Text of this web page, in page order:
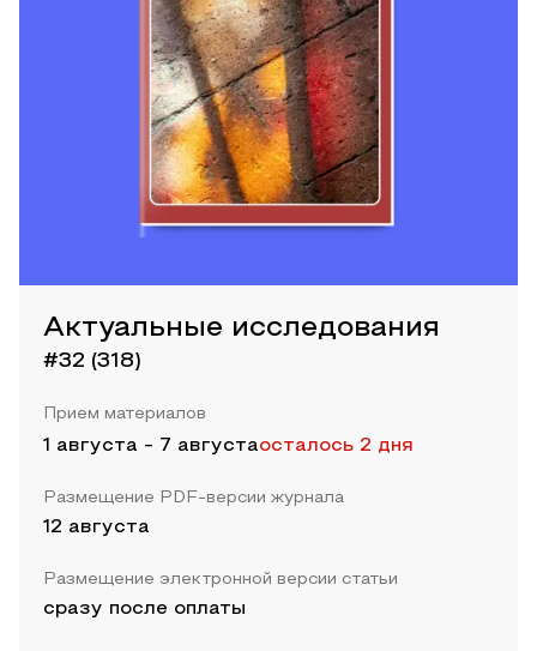
Актуальные исследования
#32 (318)
Прием материалов
1 августа - 7 августаосталось 2 дня
Размещение PDF-версии журнала
12 августа
Размещение электронной версии статьи
сразу после оплаты